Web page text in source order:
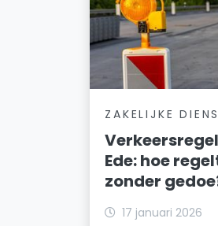
ZAKELIJKE
Ede: hoe
zonder
17 januari 2026